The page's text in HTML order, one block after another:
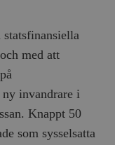
med att
ny invandrare i
Knappt 50
som sysselsatta